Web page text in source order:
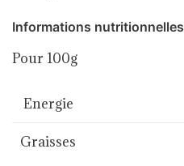
Informations nutritionnelles
Pour 100g
Energie
Graisses